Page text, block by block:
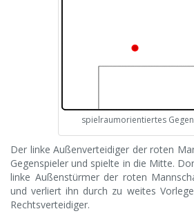
spielraumorientiertes
Der linke Außenverteidiger der roten
Gegenspieler und spielte in die Mitte.
linke Außenstürmer der roten
und verliert ihn durch zu weites
Rechtsverteidiger.